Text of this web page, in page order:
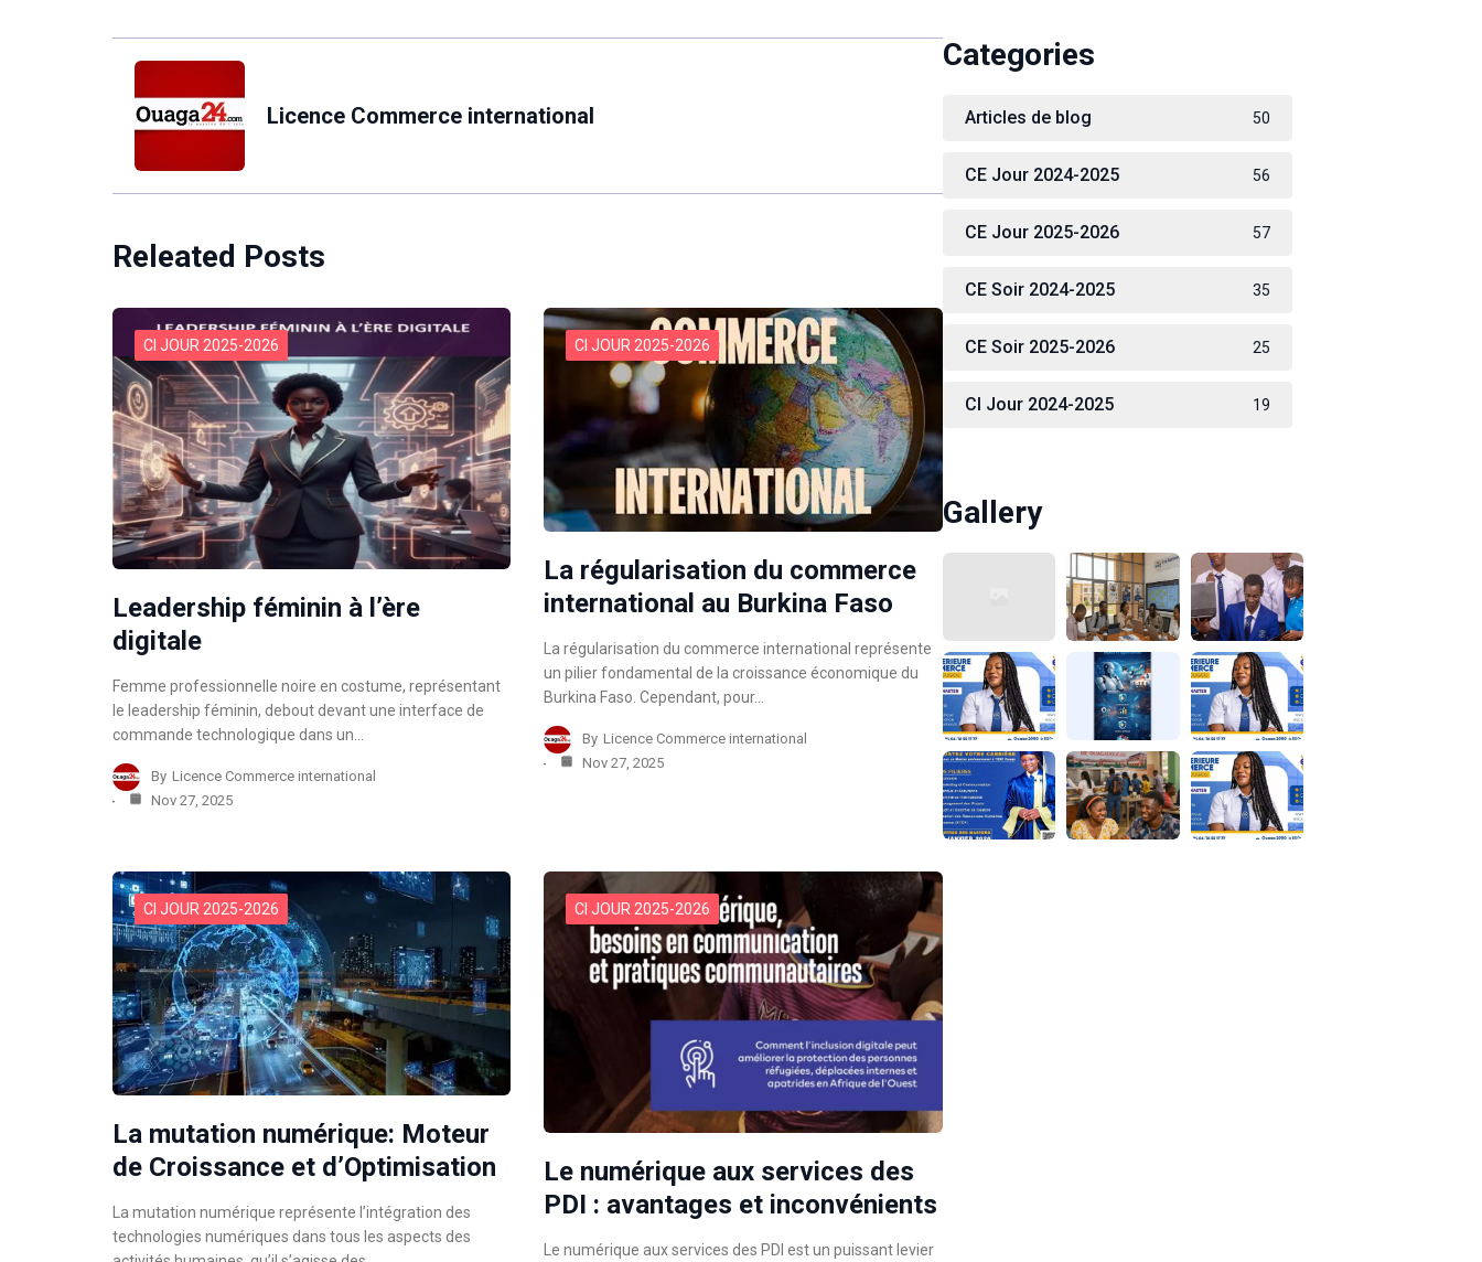
Licence Commerce international
Releated Posts
CI JOUR 2025-2026
Leadership féminin à l’ère
digitale
Femme professionnelle noire en costume, représentant
le leadership féminin, debout devant une interface de
commande technologique dans un…
By Licence Commerce international
Nov 27, 2025
CI JOUR 2025-2026
La régularisation du commerce
international au Burkina Faso
La régularisation du commerce international représente
un pilier fondamental de la croissance économique du
Burkina Faso. Cependant, pour…
By Licence Commerce international
Nov 27, 2025
CI JOUR 2025-2026
​La mutation numérique: Moteur
de Croissance et d’Optimisation
​La mutation numérique représente l’intégration des
technologies numériques dans tous les aspects des
CI JOUR 2025-2026
Le numérique aux services des
PDI : avantages et inconvénients
Le numérique aux services des PDI est un puissant levier
Categories
Articles de blog 50
CE Jour 2024-2025 56
CE Jour 2025-2026 57
CE Soir 2024-2025 35
CE Soir 2025-2026 25
CI Jour 2024-2025 19
Gallery